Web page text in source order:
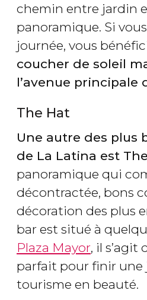
chemin entre jardin
panoramique. Si
journée, vous
coucher de soleil
l’avenue principale
The Hat
Une autre des plus
de La Latina est
panoramique qui
décontractée, bons
décoration des plus
bar est situé à
Plaza Mayor, il s’agit
parfait pour finir une
tourisme en beauté.